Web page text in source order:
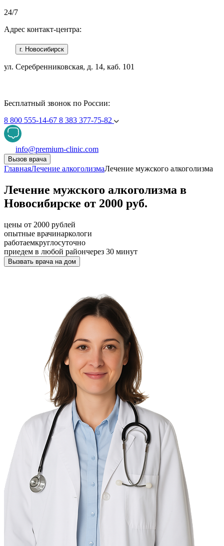
24/7
Адрес контакт-центра:
г. Новосибирск
ул. Серебренниковская, д. 14, каб. 101
Бесплатный звонок по России:
8 800 555-14-67 8 383 377-75-82
info@premium-clinic.com
Вызов врача
ГлавнаяЛечение алкоголизмаЛечение мужского алкоголизма
Лечение мужского алкоголизма в
Новосибирске от 2000 руб.
цены от 2000 рублей
опытные врачинаркологи
работаемкруглосуточно
приедем в любой райончерез 30 минут
Вызвать врача на дом